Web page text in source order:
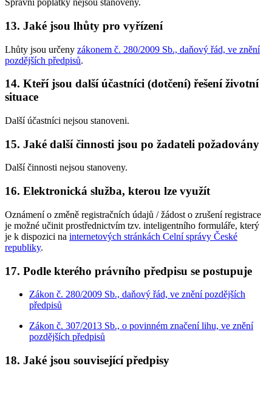
Správní poplatky nejsou stanoveny.
13. Jaké jsou lhůty pro vyřízení
Lhůty jsou určeny zákonem č. 280/2009 Sb., daňový řád, ve znění
pozdějších předpisů.
14. Kteří jsou další účastníci (dotčení) řešení životní
situace
Další účastníci nejsou stanoveni.
15. Jaké další činnosti jsou po žadateli požadovány
Další činnosti nejsou stanoveny.
16. Elektronická služba, kterou lze využít
Oznámení o změně registračních údajů / žádost o zrušení registrace
je možné učinit prostřednictvím tzv. inteligentního formuláře, který
je k dispozici na internetových stránkách Celní správy České
republiky.
17. Podle kterého právního předpisu se postupuje
Zákon č. 280/2009 Sb., daňový řád, ve znění pozdějších
předpisů
Zákon č. 307/2013 Sb., o povinném značení lihu, ve znění
pozdějších předpisů
18. Jaké jsou související předpisy